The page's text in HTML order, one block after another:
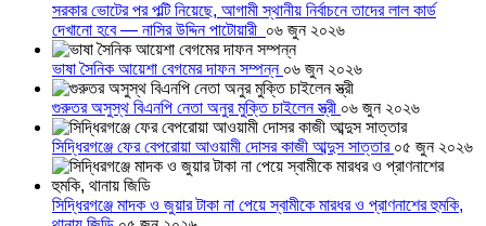
সরকার ভোটের পর পল্টি নিয়েছে, আগামী স্থানীয় নির্বাচনে তাদের লাল কার্ড
দেখানো হবে — নাসির উদ্দিন পাটোয়ারী ০৬ জুন ২০২৬
ভাষা সৈনিক আয়েশা বেগমের দাফন সম্পন্ন ০৬ জুন ২০২৬
গুরুতর অসুস্থ বিএনপি নেতা অনুর মুক্তি চাইলেন স্ত্রী ০৬ জুন ২০২৬
সিদ্ধিরগঞ্জে ফের বেপরোয়া আওয়ামী দোসর কাজী আব্দুস সাত্তার ০৫ জুন ২০২৬
সিদ্ধিরগঞ্জে মাদক ও জুয়ার টাকা না পেয়ে স্বামীকে মারধর ও প্রাণনাশের হুমকি,